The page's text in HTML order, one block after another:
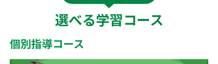
選べる学習コース
個別指導コース